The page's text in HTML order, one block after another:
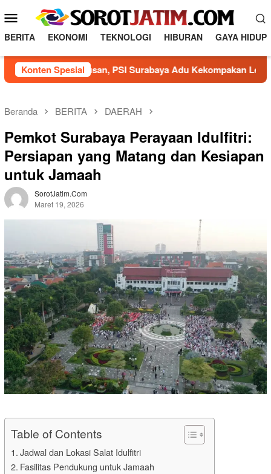
o
a
e
u
M
b
l
e
BERITA EKONOMI TEKNOLOGI HIBURAN GAYA HIDUP
Konten Spesial
Agustusan, PSI Surabaya Adu Kekompakan Lewat
Beranda BERITA DAERAH
Pemkot Surabaya Perayaan Idulfitri:
Persiapan yang Matang dan Kesiapan
untuk Jamaah
SorotJatim.com
Maret 19, 2026
Table of Contents
Jadwal dan Lokasi Salat Idulfitri
Fasilitas Pendukung untuk Jamaah